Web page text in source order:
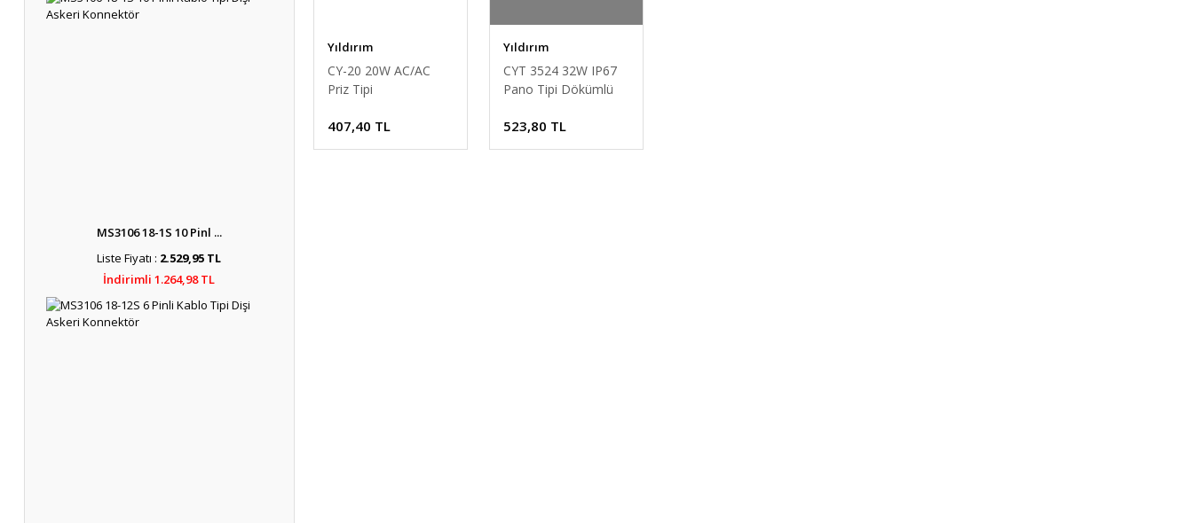
MS3106 18-1S 10 Pinl ...
Liste Fiyatı : 2.529,95 TL
İndirimli 1.264,98 TL
Yıldırım
CY-20 20W AC/AC
Priz Tipi
407,40 TL
Yıldırım
CYT 3524 32W IP67
Pano Tipi Dökümlü
523,80 TL